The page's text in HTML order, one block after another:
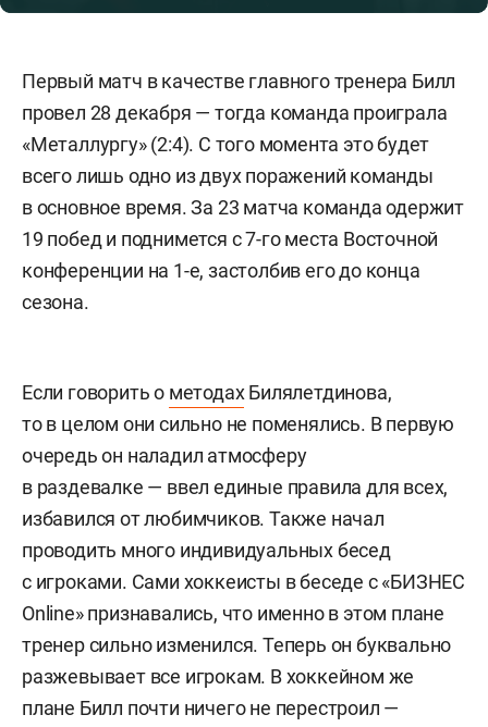
Первый матч в качестве главного тренера Билл
провел 28 декабря — тогда команда проиграла
«Металлургу» (2:4). С того момента это будет
всего лишь одно из двух поражений команды
в основное время. За 23 матча команда одержит
19 побед и поднимется с 7-го места Восточной
конференции на 1-е, застолбив его до конца
сезона.
Если говорить о методахБилялетдинова,
то в целом они сильно не поменялись. В первую
очередь он наладил атмосферу
в раздевалке — ввел единые правила для всех,
избавился от любимчиков. Также начал
проводить много индивидуальных бесед
с игроками. Сами хоккеисты в беседе с «БИЗНЕС
Online» признавались, что именно в этом плане
тренер сильно изменился. Теперь он буквально
разжевывает все игрокам. В хоккейном же
плане Билл почти ничего не перестроил —